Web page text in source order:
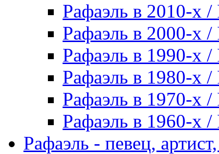
Рафаэль в 2010-х /
Рафаэль в 2000-х /
Рафаэль в 1990-х /
Рафаэль в 1980-х /
Рафаэль в 1970-х /
Рафаэль в 1960-х /
Рафаэль - певец,